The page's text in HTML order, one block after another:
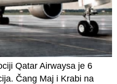
Qatar Airwaysa je 6
Čang Maj i Krabi na